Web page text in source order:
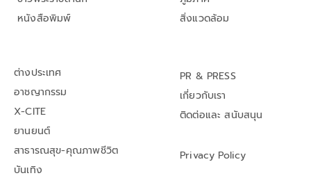
หนังสือพิมพ์
สิ่งแวดล้อม
ต่างประเทศ
อาชญากรรม
X-CITE
ยานยนต์
สาธารณสุข-คุณภาพชีวิต
บันเทิง
PR & PRESS
เกี่ยวกับเรา
ติดต่อและ สนับสนุน
Privacy Policy